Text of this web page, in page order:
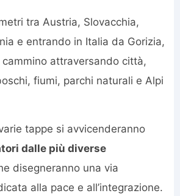
tra Austria, Slovacchia,
e entrando in Italia da Gorizia,
attraversando città,
fiumi, parchi naturali e Alpi
tappe si avvicenderanno
dalle più diverse
disegneranno una via
alla pace e all’integrazione.